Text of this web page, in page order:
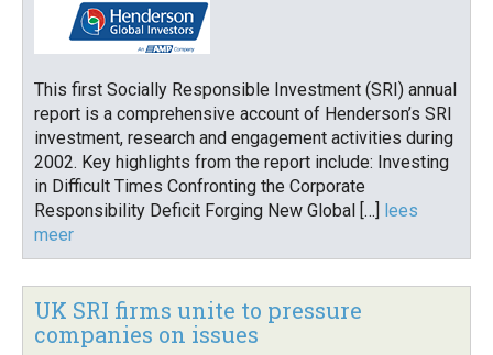
This first Socially Responsible Investment (SRI) annual
report is a comprehensive account of Henderson’s SRI
investment, research and engagement activities during
2002. Key highlights from the report include: Investing
in Difficult Times Confronting the Corporate
Responsibility Deficit Forging New Global […] lees
meer
UK SRI firms unite to pressure
companies on issues